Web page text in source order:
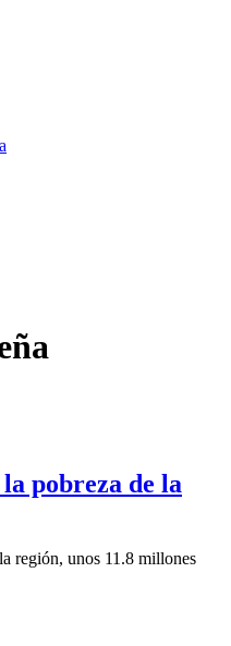
pobreza de la
región, unos 11.8 millones